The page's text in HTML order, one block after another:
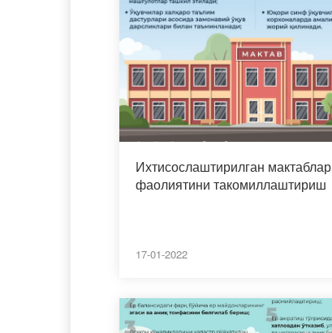
Ихтисослаштирилган мактаблар
фаолиятини такомиллаштириш
17-01-2022